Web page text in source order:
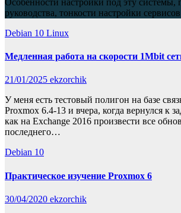
руководства, тонкости настройки
Debian 10 Linux
Медленная работа на скорости 1Mbit
21/01/2025 ekzorchik
У меня есть тестовый полигон на базе
Proxmox 6.4-13 и вчера, когда вернулся к
как на Exchange 2016 произвести все
последнего…
Debian 10
Практическое изучение Proxmox 6
30/04/2020 ekzorchik